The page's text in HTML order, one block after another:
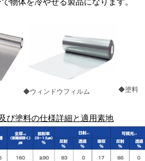
物体を冷やせる製品になります。
◆ウィンドウフィルム ◆塗料
び塗料の仕様詳細と適用素地